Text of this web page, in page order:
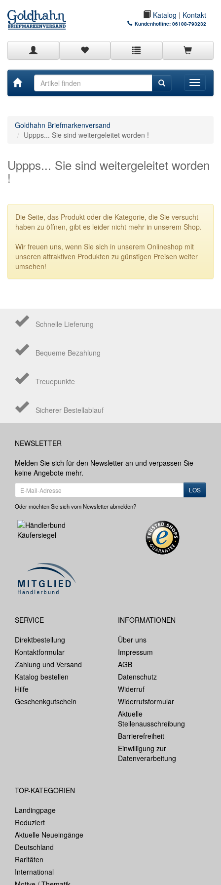
Katalog | Kontakt
Kundenhotline: 06108-793232
Toggle
Goldhahn Briefmarkenversand
Uppps... Sie sind weitergeleitet worden !
Uppps... Sie sind weitergeleitet worden
!
Die Seite, das Produkt oder die Kategorie, die Sie versucht
haben zu öffnen, gibt es leider nicht mehr in unserem Shop.
Wir freuen uns, wenn Sie sich in unserem Onlineshop mit
unseren attraktiven Produkten zu günstigen Preisen weiter
umsehen!
Schnelle Lieferung
Bequeme Bezahlung
Treuepunkte
Sicherer Bestellablauf
NEWSLETTER
Melden Sie sich für den Newsletter an und verpassen Sie
keine Angebote mehr.
LOS
Oder möchten Sie sich vom Newsletter abmelden?
SERVICE
Direktbestellung
Kontaktformular
Zahlung und Versand
Katalog bestellen
Hilfe
Geschenkgutschein
INFORMATIONEN
Über uns
Impressum
AGB
Datenschutz
Widerruf
Widerrufsformular
Aktuelle
Stellenausschreibung
Barrierefreiheit
Einwilligung zur
Datenverarbeitung
TOP-KATEGORIEN
Landingpage
Reduziert
Aktuelle Neueingänge
Deutschland
Raritäten
International